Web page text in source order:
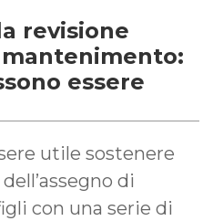
revisione
mantenimento:
essere
utile sostenere
di
con una serie di